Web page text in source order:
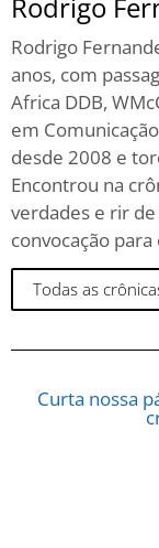
Rodrigo
anos, com
Africa DDB,
em
desde 2008 e
Encontrou na
verdades e rir de
convocação para
Todas as
Curta nossa